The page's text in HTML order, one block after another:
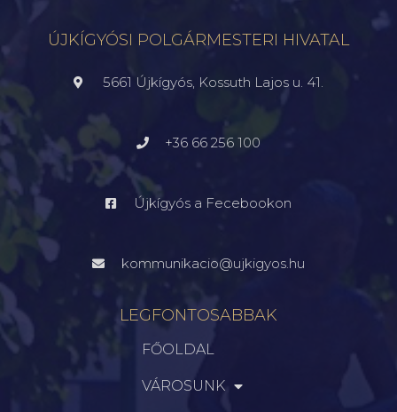
ÚJKÍGYÓSI POLGÁRMESTERI HIVATAL
5661 Újkígyós, Kossuth Lajos u. 41.
+36 66 256 100
Újkígyós a Fecebookon
kommunikacio@ujkigyos.hu
LEGFONTOSABBAK
FŐOLDAL
VÁROSUNK